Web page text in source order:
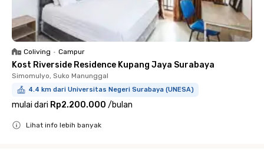
Coliving • Campur
Kost Riverside Residence Kupang Jaya Surabaya
Simomulyo, Suko Manunggal
4.4 km dari Universitas Negeri Surabaya (UNESA)
mulai dari Rp2.200.000 /bulan
Lihat info lebih banyak